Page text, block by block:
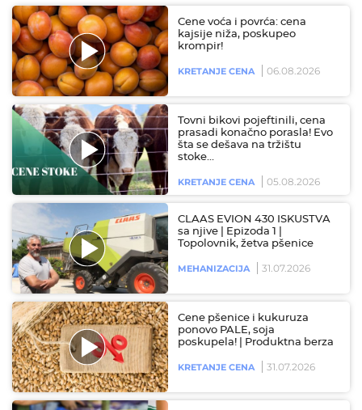
Cene voća i povrća: cena
kajsije niža, poskupeo
krompir!
KRETANJE CENA 06.08.2026
Tovni bikovi pojeftinili, cena
prasadi konačno porasla! Evo
šta se dešava na tržištu
stoke…
KRETANJE CENA 05.08.2026
CLAAS EVION 430 ISKUSTVA
sa njive | Epizoda 1 |
Topolovnik, žetva pšenice
MEHANIZACIJA 31.07.2026
Cene pšenice i kukuruza
ponovo PALE, soja
poskupela! | Produktna berza
KRETANJE CENA 31.07.2026